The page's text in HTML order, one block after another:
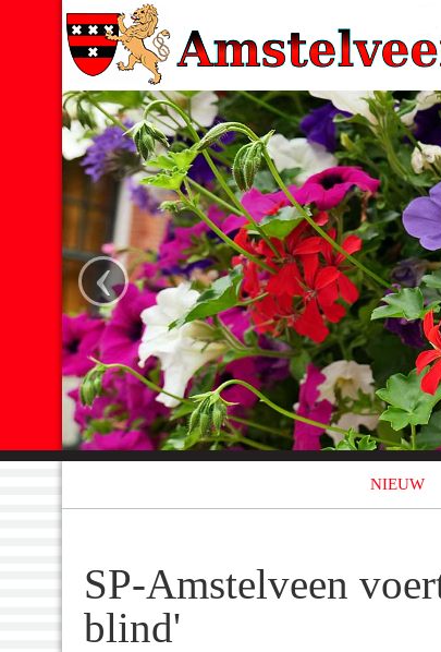
‹
NIEUW
SP-Amstelveen
blind'